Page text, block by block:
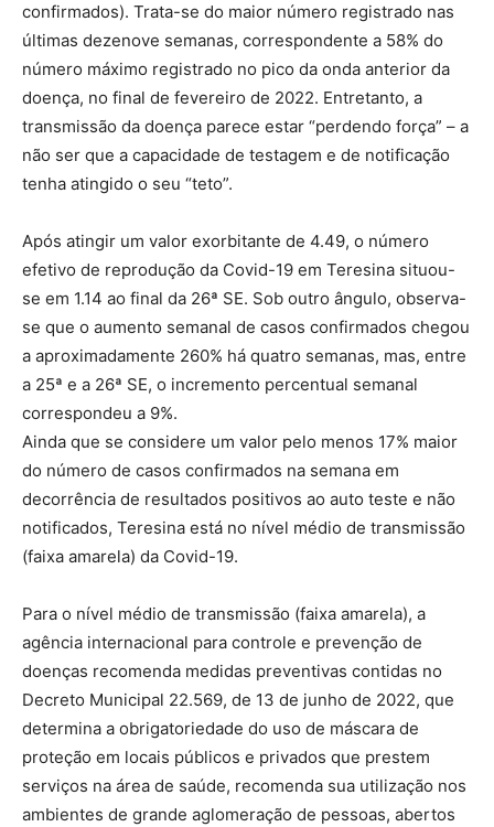
confirmados). Trata-se do maior número registrado nas
últimas dezenove semanas, correspondente a 58% do
número máximo registrado no pico da onda anterior da
doença, no final de fevereiro de 2022. Entretanto, a
transmissão da doença parece estar “perdendo força” – a
não ser que a capacidade de testagem e de notificação
tenha atingido o seu “teto”.
Após atingir um valor exorbitante de 4.49, o número
efetivo de reprodução da Covid-19 em Teresina situou-
se em 1.14 ao final da 26ª SE. Sob outro ângulo, observa-
se que o aumento semanal de casos confirmados chegou
a aproximadamente 260% há quatro semanas, mas, entre
a 25ª e a 26ª SE, o incremento percentual semanal
correspondeu a 9%.
Ainda que se considere um valor pelo menos 17% maior
do número de casos confirmados na semana em
decorrência de resultados positivos ao auto teste e não
notificados, Teresina está no nível médio de transmissão
(faixa amarela) da Covid-19.
Para o nível médio de transmissão (faixa amarela), a
agência internacional para controle e prevenção de
doenças recomenda medidas preventivas contidas no
Decreto Municipal 22.569, de 13 de junho de 2022, que
determina a obrigatoriedade do uso de máscara de
proteção em locais públicos e privados que prestem
serviços na área de saúde, recomenda sua utilização nos
ambientes de grande aglomeração de pessoas, abertos